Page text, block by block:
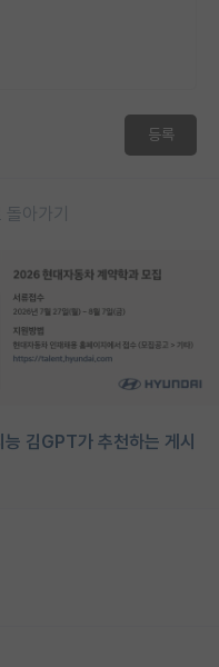
등록
아가기
김GPT가 추천하는 게시